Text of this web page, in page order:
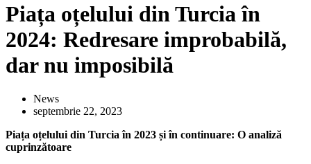
Piața oțelului din Turcia în
2024: Redresare improbabilă,
dar nu imposibilă
News
septembrie 22, 2023
Piața oțelului din Turcia în 2023 și în continuare: O analiză
cuprinzătoare